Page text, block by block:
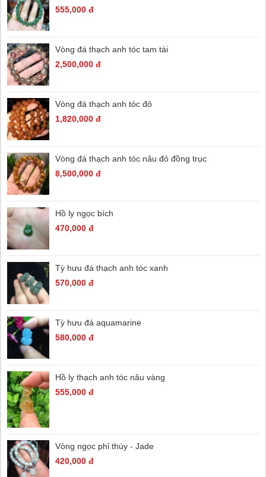
555,000 đ
Vòng đá thạch anh tóc tam tài
2,500,000 đ
Vòng đá thạch anh tóc đỏ
1,820,000 đ
Vòng đá thạch anh tóc nâu đỏ đồng trục
8,500,000 đ
Hồ ly ngọc bích
470,000 đ
Tỳ hưu đá thạch anh tóc xanh
570,000 đ
Tỳ hưu đá aquamarine
580,000 đ
Hồ ly thạch anh tóc nâu vàng
555,000 đ
Vòng ngọc phỉ thúy - Jade
420,000 đ